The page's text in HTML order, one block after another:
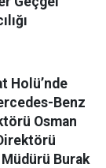
Holü’nde
Benz
Osman
Burak